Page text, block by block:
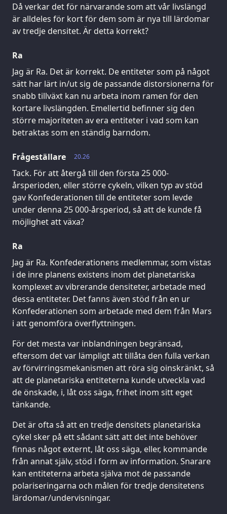
Då verkar det för närvarande som att vår livslängd
är alldeles för kort för dem som är nya till lärdomar
av tredje densitet. Är detta korrekt?
Ra
Jag är Ra. Det är korrekt. De entiteter som på något
sätt har lärt in/ut sig de passande distorsionerna för
snabb tillväxt kan nu arbeta inom ramen för den
kortare livslängden. Emellertid befinner sig den
större majoriteten av era entiteter i vad som kan
betraktas som en ständig barndom.
20.26
Frågeställare
Tack. För att återgå till den första 25 000-
årsperioden, eller större cykeln, vilken typ av stöd
gav Konfederationen till de entiteter som levde
under denna 25 000-årsperiod, så att de kunde få
möjlighet att växa?
Ra
Jag är Ra. Konfederationens medlemmar, som vistas
i de inre planens existens inom det planetariska
komplexet av vibrerande densiteter, arbetade med
dessa entiteter. Det fanns även stöd från en ur
Konfederationen som arbetade med dem från Mars
i att genomföra överflyttningen.
För det mesta var inblandningen begränsad,
eftersom det var lämpligt att tillåta den fulla verkan
av förvirringsmekanismen att röra sig oinskränkt, så
att de planetariska entiteterna kunde utveckla vad
de önskade, i, låt oss säga, frihet inom sitt eget
tänkande.
Det är ofta så att en tredje densitets planetariska
cykel sker på ett sådant sätt att det inte behöver
finnas något externt, låt oss säga, eller, kommande
från annat själv, stöd i form av information. Snarare
kan entiteterna arbeta själva mot de passande
polariseringarna och målen för tredje densitetens
lärdomar/undervisningar.